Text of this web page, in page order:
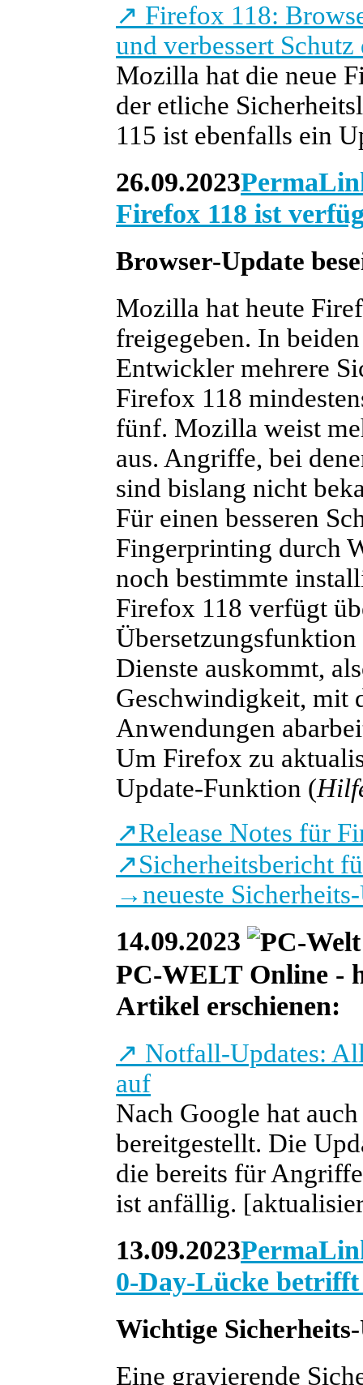
↗ Firefox 118:
und verbessert
Mozilla hat die neue
der etliche
115 ist ebenfalls ein
26.09.2023
Firefox 118 ist
Browser-Update
Mozilla hat heute
freigegeben. In
Entwickler mehrere
Firefox 118
fünf. Mozilla weist
aus. Angriffe, bei
sind bislang nicht
Für einen besseren
Fingerprinting durch
noch bestimmte
Firefox 118 verfügt
Dienste auskommt,
Geschwindigkeit, mit
Anwendungen
Um Firefox zu
Update-Funktion (
↗Release Notes für
↗Sicherheitsbericht
→neueste
14.09.2023
PC-WELT Online -
Artikel erschienen:
↗ Notfall-Updates:
auf
Nach Google hat
bereitgestellt. Die
die bereits für
ist anfällig.
13.09.2023
0-Day-Lücke
Wichtige
Eine gravierende